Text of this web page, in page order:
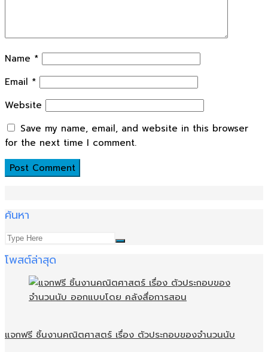
Name *
Email *
Website
Save my name, email, and website in this browser
for the next time I comment.
ค้นหา
โพสต์ล่าสุด
แจกฟรี ชิ้นงานคณิตศาสตร์ เรื่อง ตัวประกอบของจำนวนนับ